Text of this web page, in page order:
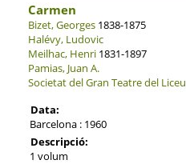
Carmen
Bizet, Georges1838-1875
Halévy, Ludovic
Meilhac, Henri1831-1897
Pamias, Juan A.
Societat del Gran Teatre del Liceu
Data:
Barcelona : 1960
Descripció:
1 volum